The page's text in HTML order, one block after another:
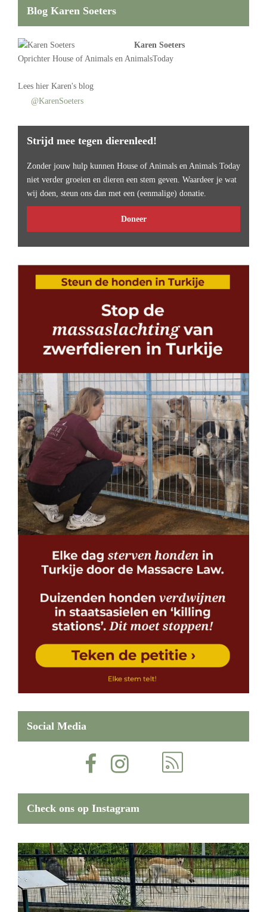
Blog Karen Soeters
Karen Soeters
Oprichter House of Animals en AnimalsToday
Lees hier Karen's blog
@KarenSoeters
Strijd mee tegen dierenleed!
Zonder jouw hulp kunnen House of Animals en Animals Today
niet verder groeien en dieren een stem geven. Waardeer je wat
wij doen, steun ons dan met een (eenmalige) donatie.
Doneer
Social Media
Check ons op Instagram